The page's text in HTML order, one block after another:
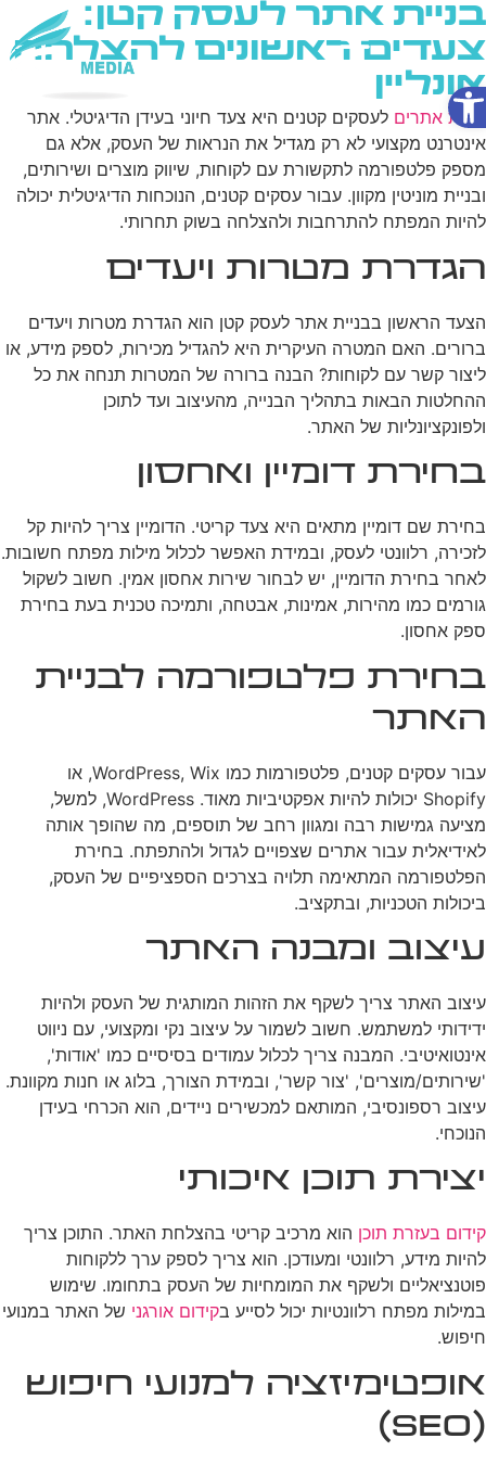
פתח סרגל נגישות
בניית אתר לעסק קטן:
צעדים ראשונים להצלחה
אונליין
בניית אתרים לעסקים קטנים היא צעד חיוני בעידן הדיגיטלי. אתר
אינטרנט מקצועי לא רק מגדיל את הנראות של העסק, אלא גם
מספק פלטפורמה לתקשורת עם לקוחות, שיווק מוצרים ושירותים,
ובניית מוניטין מקוון. עבור עסקים קטנים, הנוכחות הדיגיטלית יכולה
להיות המפתח להתרחבות ולהצלחה בשוק תחרותי.
הגדרת מטרות ויעדים
הצעד הראשון בבניית אתר לעסק קטן הוא הגדרת מטרות ויעדים
ברורים. האם המטרה העיקרית היא להגדיל מכירות, לספק מידע, או
ליצור קשר עם לקוחות? הבנה ברורה של המטרות תנחה את כל
ההחלטות הבאות בתהליך הבנייה, מהעיצוב ועד לתוכן
ולפונקציונליות של האתר.
בחירת דומיין ואחסון
בחירת שם דומיין מתאים היא צעד קריטי. הדומיין צריך להיות קל
לזכירה, רלוונטי לעסק, ובמידת האפשר לכלול מילות מפתח חשובות.
לאחר בחירת הדומיין, יש לבחור שירות אחסון אמין. חשוב לשקול
גורמים כמו מהירות, אמינות, אבטחה, ותמיכה טכנית בעת בחירת
ספק אחסון.
בחירת פלטפורמה לבניית
האתר
עבור עסקים קטנים, פלטפורמות כמו WordPress, Wix, או
Shopify יכולות להיות אפקטיביות מאוד. WordPress, למשל,
מציעה גמישות רבה ומגוון רחב של תוספים, מה שהופך אותה
לאידיאלית עבור אתרים שצפויים לגדול ולהתפתח. בחירת
הפלטפורמה המתאימה תלויה בצרכים הספציפיים של העסק,
ביכולות הטכניות, ובתקציב.
עיצוב ומבנה האתר
עיצוב האתר צריך לשקף את הזהות המותגית של העסק ולהיות
ידידותי למשתמש. חשוב לשמור על עיצוב נקי ומקצועי, עם ניווט
אינטואיטיבי. המבנה צריך לכלול עמודים בסיסיים כמו 'אודות',
'שירותים/מוצרים', 'צור קשר', ובמידת הצורך, בלוג או חנות מקוונת.
עיצוב רספונסיבי, המותאם למכשירים ניידים, הוא הכרחי בעידן
הנוכחי.
יצירת תוכן איכותי
קידום בעזרת תוכן הוא מרכיב קריטי בהצלחת האתר. התוכן צריך
להיות מידע, רלוונטי ומעודכן. הוא צריך לספק ערך ללקוחות
פוטנציאליים ולשקף את המומחיות של העסק בתחומו. שימוש
במילות מפתח רלוונטיות יכול לסייע בקידום אורגני של האתר במנועי
חיפוש.
אופטימיזציה למנועי חיפוש
(SEO)